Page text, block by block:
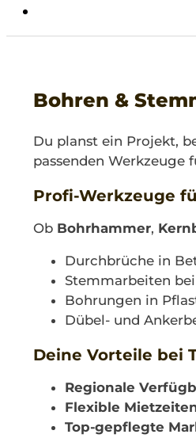
Bohren &
Du planst ein Projekt,
passenden Werkzeuge
Profi-Werkzeuge
Ob Bohrhammer,
Durchbrüche in
Stemmarbeiten
Bohrungen in
Dübel- und
Deine Vorteile bei
Regionale
Flexible
Top-gepflegte